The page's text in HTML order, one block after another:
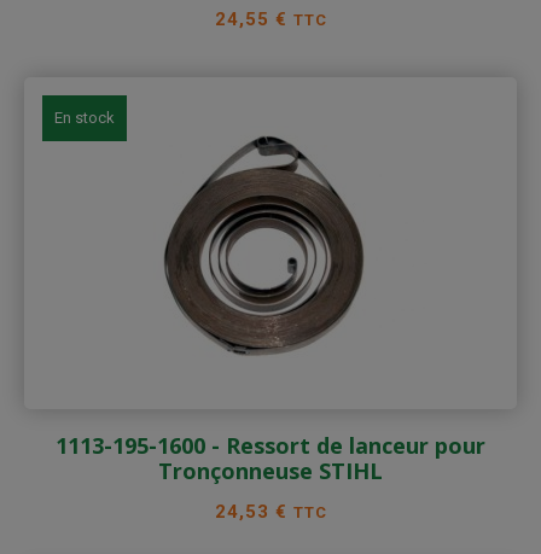
Prix
24,55 € TTC
En stock
1113-195-1600 - Ressort de lanceur pour
Tronçonneuse STIHL
Prix
24,53 € TTC